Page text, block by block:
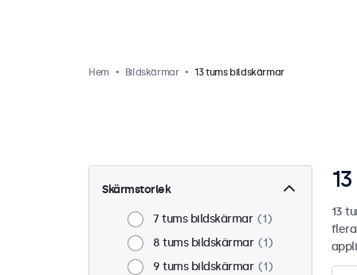
Hem Bildskärmar 13 tums bildskärmar
Skärmstorlek
7 tums bildskärmar
1
8 tums bildskärmar
1
9 tums bildskärmar
1
13